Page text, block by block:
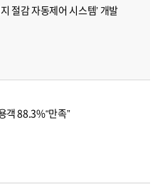
절감 자동제어 시스템’ 개발
객 88.3%“만족”